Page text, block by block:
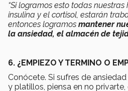
“Si logramos esto todas
insulina y el cortisol, estarán
entonces logramos mantener
la ansiedad, el almacén de
6. ¿EMPIEZO Y TERMINO O
Conócete. Si sufres de
y platillos, piensa en no privarte,